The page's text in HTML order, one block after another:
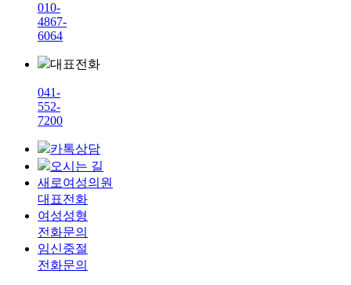
010-
4867-
6064
대표전화
041-
552-
7200
카톡상담
오시는 길
새로여성의원
대표전화
여성성형
전화문의
임신중절
전화문의